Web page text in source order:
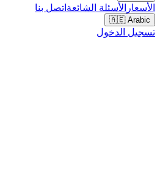
الأسعار الأسئلة الشائعة اتصل بنا
🇦🇪 Arabic
تسجيل الدخول